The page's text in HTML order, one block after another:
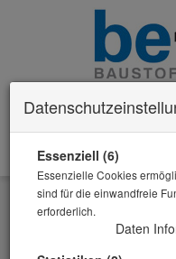
Alle Artikel zeigen aus:
Essenziell (6)
Essenzielle Cookies
sind für die einwandfreie
erforderlich.
Daten